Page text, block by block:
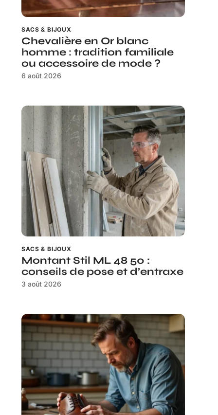
SACS & BIJOUX
Chevalière en Or blanc
homme : tradition familiale
ou accessoire de mode ?
6 août 2026
SACS & BIJOUX
Montant Stil ML 48 50 :
conseils de pose et d’entraxe
3 août 2026